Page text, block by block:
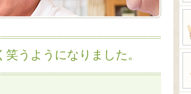
うようになりました。